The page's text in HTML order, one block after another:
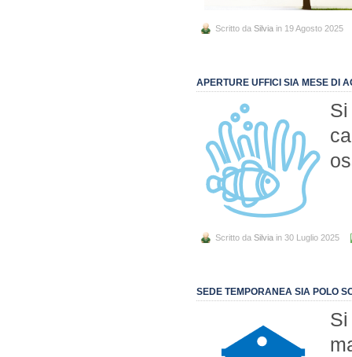
Scritto da Silvia in 19 Agosto 2025
APERTURE UFFICI SIA MESE DI
Scritto da Silvia in 30 Luglio 2025
SEDE TEMPORANEA SIA POLO